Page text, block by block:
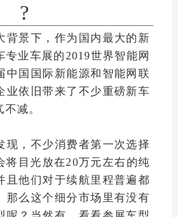
?
背景下，作为国内最大的新
专业车展的2019世界智能网
中国国际新能源和智能网联
业依旧带来了不少重磅新车
减。
现，不少消费者第一次选择
将目光放在20万元左右的纯
且他们对于续航里程普遍都
那么这个细分市场里有没有